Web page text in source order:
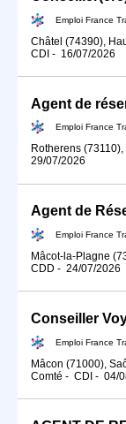
Emploi France
Châtel (74390),
CDI - 16/07/2026
Agent de
Emploi France
Rotherens
29/07/2026
Agent de
Emploi France
Mâcot-la-Plagne
CDD - 24/07/2026
Conseiller
Emploi France
Mâcon (71000),
Comté - CDI - 04/